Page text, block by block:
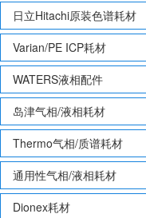
日立Hitachi原装色谱耗材
Varian/PE ICP耗材
WATERS液相配件
岛津气相/液相耗材
Thermo气相/质谱耗材
通用性气相/液相耗材
Dionex耗材